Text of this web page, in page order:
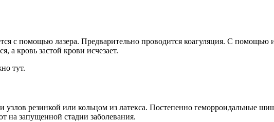
с помощью лазера. Предварительно проводится коагуляция. С
а кровь застой крови исчезает.
тут.
узлов резинкой или кольцом из латекса. Постепенно геморроидальные
на запущенной стадии заболевания.